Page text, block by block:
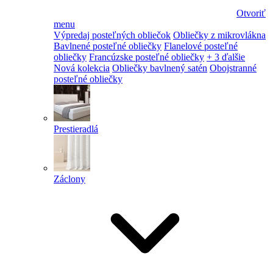
Otvoriť
menu
Výpredaj posteľných obliečok Obliečky z mikrovlákna
Bavlnené posteľné obliečky Flanelové posteľné
obliečky Francúzske posteľné obliečky + 3 ďalšie
Nová kolekcia Obliečky bavlnený satén Obojstranné
posteľné obliečky
Prestieradlá
Záclony